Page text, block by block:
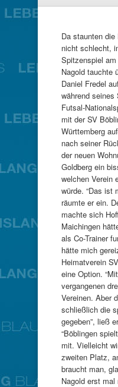
Da staunten
nicht schlecht,
Spitzenspiel
Nagold tauchte
Daniel Fredel
während
Futsal-
mit der SV
Württemberg
nach seiner
der neuen
Goldberg ein
welchen Verein
würde. “Das ist
räumte er ein.
machte sich
Maichingen
als Co-Trainer
hätte mich
Heimatverein
eine Option.
vergangenen
Vereinen. Aber
schließlich die
gegeben”, ließ
“Böblingen
mit. Vielleicht
zweiten Platz,
braucht man,
Nagold erst mal